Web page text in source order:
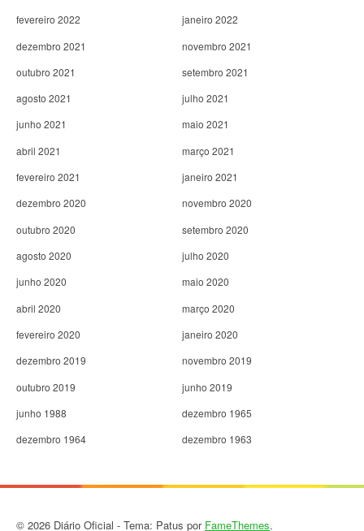
fevereiro 2022
janeiro 2022
dezembro 2021
novembro 2021
outubro 2021
setembro 2021
agosto 2021
julho 2021
junho 2021
maio 2021
abril 2021
março 2021
fevereiro 2021
janeiro 2021
dezembro 2020
novembro 2020
outubro 2020
setembro 2020
agosto 2020
julho 2020
junho 2020
maio 2020
abril 2020
março 2020
fevereiro 2020
janeiro 2020
dezembro 2019
novembro 2019
outubro 2019
junho 2019
junho 1988
dezembro 1965
dezembro 1964
dezembro 1963
© 2026 Diário Oficial - Tema: Patus por FameThemes.